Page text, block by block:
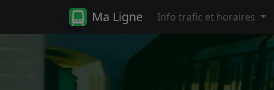
Ma Ligne Info trafic et horaires